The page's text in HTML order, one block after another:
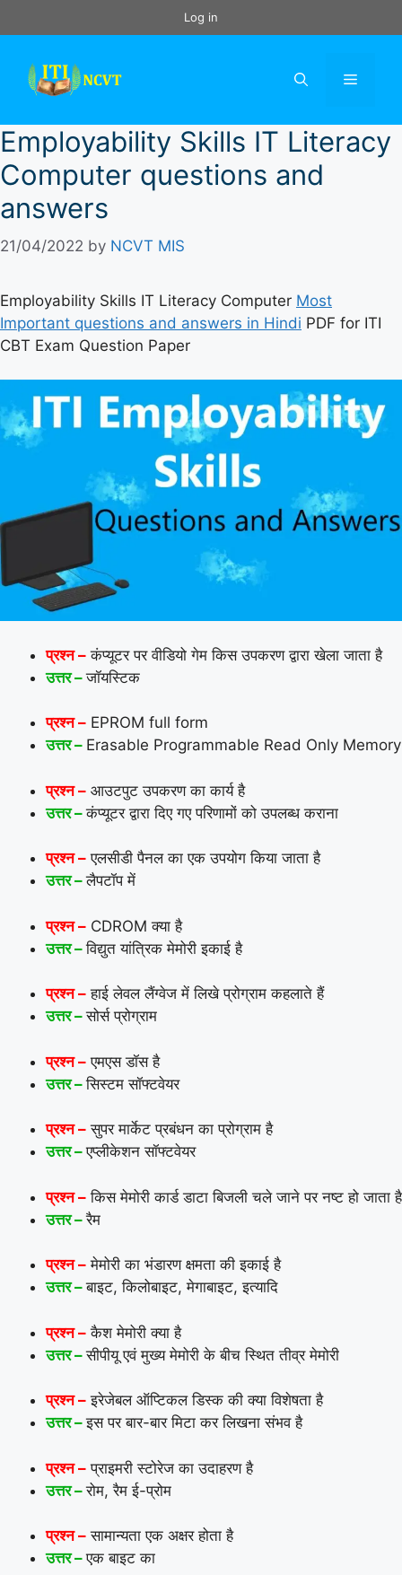
to
Log in
Menu
Employability Skills IT Literacy
Computer questions and
answers
21/04/2022 by NCVT MIS
Employability Skills IT Literacy Computer Most
Important questions and answers in Hindi PDF for ITI
CBT Exam Question Paper
प्रश्न – कंप्यूटर पर वीडियो गेम किस उपकरण द्वारा खेला जाता है
उत्तर –जॉयस्टिक
प्रश्न – EPROM full form
उत्तर – Erasable Programmable Read Only Memory
प्रश्न – आउटपुट उपकरण का कार्य है
उत्तर –कंप्यूटर द्वारा दिए गए परिणामों को उपलब्ध कराना
प्रश्न – एलसीडी पैनल का एक उपयोग किया जाता है
उत्तर –लैपटॉप में
प्रश्न – CDROM क्या है
उत्तर –विद्युत यांत्रिक मेमोरी इकाई है
प्रश्न – हाई लेवल लैंग्वेज में लिखे प्रोग्राम कहलाते हैं
उत्तर –सोर्स प्रोग्राम
प्रश्न – एमएस डॉस है
उत्तर –सिस्टम सॉफ्टवेयर
प्रश्न – सुपर मार्केट प्रबंधन का प्रोग्राम है
उत्तर –एप्लीकेशन सॉफ्टवेयर
प्रश्न – किस मेमोरी कार्ड डाटा बिजली चले जाने पर नष्ट हो जाता है
उत्तर –रैम
प्रश्न – मेमोरी का भंडारण क्षमता की इकाई है
उत्तर –बाइट, किलोबाइट, मेगाबाइट, इत्यादि
प्रश्न – कैश मेमोरी क्या है
उत्तर –सीपीयू एवं मुख्य मेमोरी के बीच स्थित तीव्र मेमोरी
प्रश्न – इरेजेबल ऑप्टिकल डिस्क की क्या विशेषता है
उत्तर –इस पर बार-बार मिटा कर लिखना संभव है
प्रश्न – प्राइमरी स्टोरेज का उदाहरण है
उत्तर –रोम, रैम ई-प्रोम
प्रश्न – सामान्यता एक अक्षर होता है
उत्तर –एक बाइट का